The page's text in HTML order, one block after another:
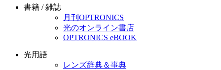
書籍 / 雑誌
月刊OPTRONICS
光のオンライン書店
OPTRONICS eBOOK
光用語
レンズ辞典＆事典